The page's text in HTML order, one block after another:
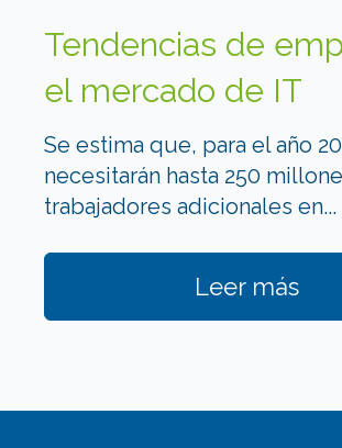
Tendencias de
el mercado de IT
Se estima que, para el año
necesitarán hasta 250
trabajadores adicionales en...
Leer más